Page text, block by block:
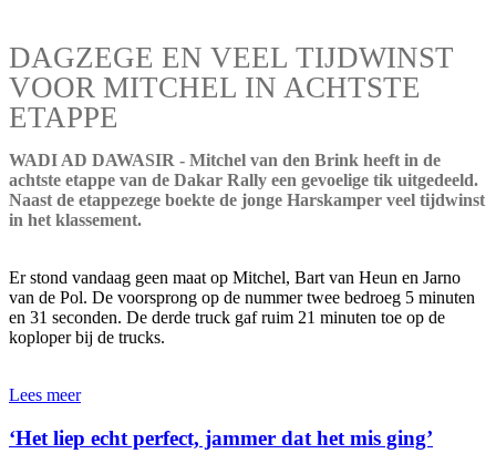
DAGZEGE EN VEEL TIJDWINST
VOOR MITCHEL IN ACHTSTE
ETAPPE
WADI AD DAWASIR - Mitchel van den Brink heeft in de
achtste etappe van de Dakar Rally een gevoelige tik uitgedeeld.
Naast de etappezege boekte de jonge Harskamper veel tijdwinst
in het klassement.
Er stond vandaag geen maat op Mitchel, Bart van Heun en Jarno
van de Pol. De voorsprong op de nummer twee bedroeg 5 minuten
en 31 seconden. De derde truck gaf ruim 21 minuten toe op de
koploper bij de trucks.
Lees meer
‘Het liep echt perfect, jammer dat het mis ging’